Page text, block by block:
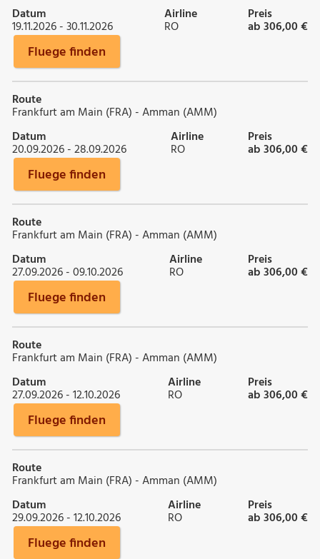
Datum
19.11.2026 - 30.11.2026
Airline
RO
Preis
ab 306,00 €
Fluege finden
Route
Frankfurt am Main (FRA) - Amman (AMM)
Datum
20.09.2026 - 28.09.2026
Airline
RO
Preis
ab 306,00 €
Fluege finden
Route
Frankfurt am Main (FRA) - Amman (AMM)
Datum
27.09.2026 - 09.10.2026
Airline
RO
Preis
ab 306,00 €
Fluege finden
Route
Frankfurt am Main (FRA) - Amman (AMM)
Datum
27.09.2026 - 12.10.2026
Airline
RO
Preis
ab 306,00 €
Fluege finden
Route
Frankfurt am Main (FRA) - Amman (AMM)
Datum
29.09.2026 - 12.10.2026
Airline
RO
Preis
ab 306,00 €
Fluege finden